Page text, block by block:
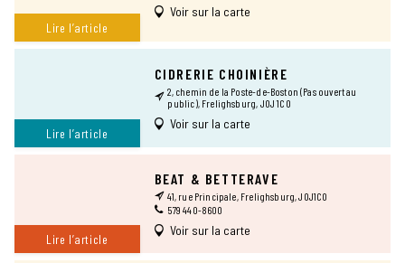
Lire l’article
Voir sur la carte
Lire l’article
CIDRERIE CHOINIÈRE
2, chemin de la Poste-de-Boston (Pas ouvert au
public), Frelighsburg, J0J 1C0
Voir sur la carte
Lire l’article
BEAT & BETTERAVE
41, rue Principale, Frelighsburg, J0J1C0
579 440-8600
Voir sur la carte